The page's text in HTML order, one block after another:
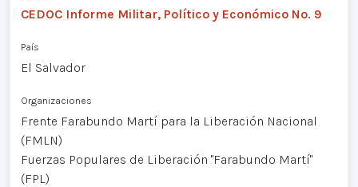
CEDOC Informe Militar, Político y Económico No. 9
País
El Salvador
Organizaciones
Frente Farabundo Martí para la Liberación Nacional
(FMLN)
Fuerzas Populares de Liberación "Farabundo Martí"
(FPL)